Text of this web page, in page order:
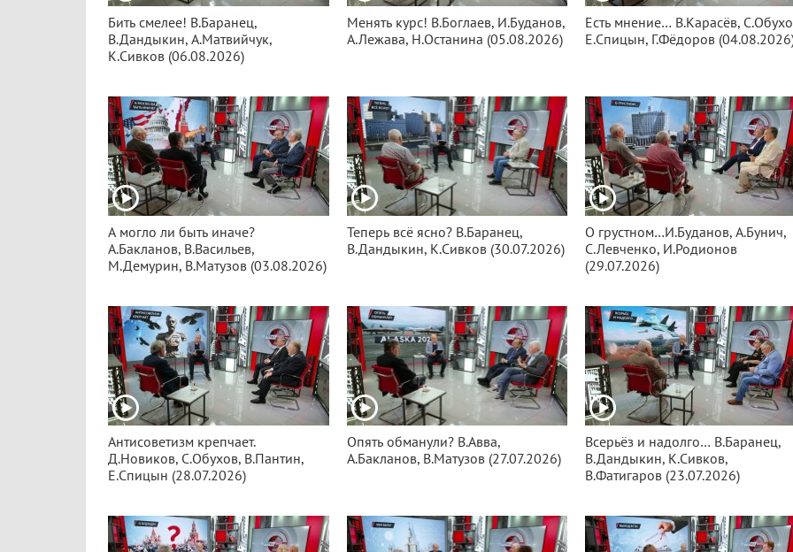
Бить смелее! В.Баранец,
В.Дандыкин, А.Матвийчук,
К.Сивков (06.08.2026)
Менять курс! В.Боглаев, И.Буданов,
А.Лежава, Н.Останина (05.08.2026)
Есть мнение… В.Карасёв,
Е.Спицын, Г.Фёдоров
А могло ли быть иначе?
А.Бакланов, В.Васильев,
М.Демурин, В.Матузов (03.08.2026)
Теперь всё ясно? В.Баранец,
В.Дандыкин, К.Сивков (30.07.2026)
О грустном…И.Буданов, А.Бунич,
С.Левченко, И.Родионов
(29.07.2026)
Антисоветизм крепчает.
Д.Новиков, С.Обухов, В.Пантин,
Е.Спицын (28.07.2026)
Опять обманули? В.Авва,
А.Бакланов, В.Матузов (27.07.2026)
Всерьёз и надолго… В.Баранец,
В.Дандыкин, К.Сивков,
В.Фатигаров (23.07.2026)